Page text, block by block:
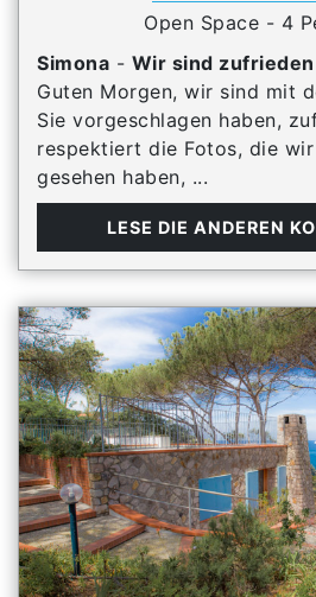
Open Space - 4
Simona - Wir sind zufrieden
Guten Morgen, wir sind mit
Sie vorgeschlagen haben,
respektiert die Fotos, die
gesehen haben, ...
LESE DIE ANDEREN